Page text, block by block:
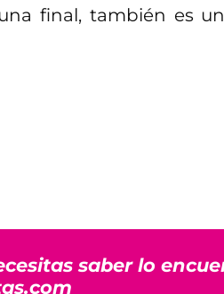
final, también es
saber lo